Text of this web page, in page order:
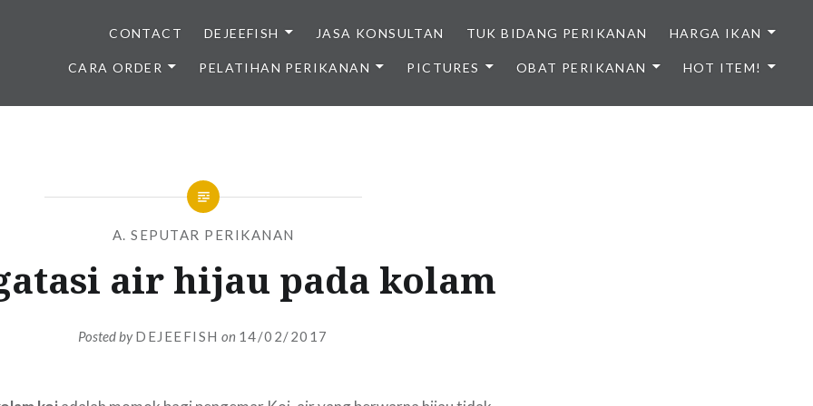
IKAN BERKUALITAS INDONESIA
CONTACT DEJEEFISH JASA KONSULTAN TUK BIDANG PERIKANAN HARGA IKAN
CARA ORDER PELATIHAN PERIKANAN PICTURES OBAT PERIKANAN HOT ITEM!
A. SEPUTAR PERIKANAN
air hijau pada kolam
Posted byDEJEEFISH on 14/02/2017